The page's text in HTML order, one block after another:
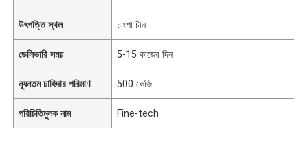
উৎপত্তি স্থল চাংশা চীন
ডেলিভারি সময় 5-15 কাজের দিন
ন্যূনতম চাহিদার পরিমাণ 500 কেজি
পরিচিতিমুলক নাম Fine-tech